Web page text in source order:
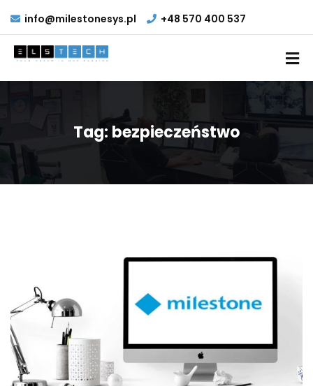
info@milestonesys.pl +48 570 400 537
Tag: bezpieczeństwo